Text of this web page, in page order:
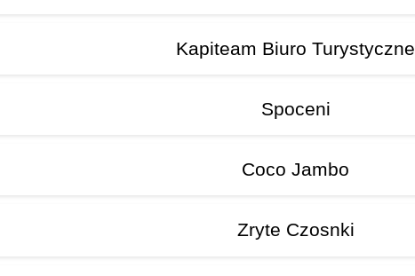
Kapiteam Biuro Turystyczne
Spoceni
Coco Jambo
Zryte Czosnki